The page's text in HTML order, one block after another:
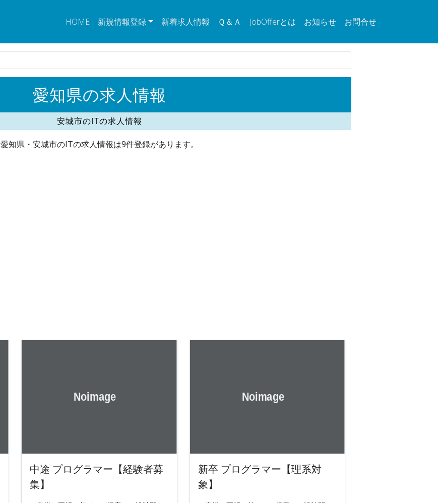
HOME 新規情報登録 新着求人情報 Ｑ＆Ａ JobOfferとは お知らせ お問合せ
愛知県の求人情報
安城市のITの求人情報
愛知県・安城市のITの求人情報は9件登録があります。
中途 プログラマー【経験者募
集】
新卒 プログラマー【理系対
象】